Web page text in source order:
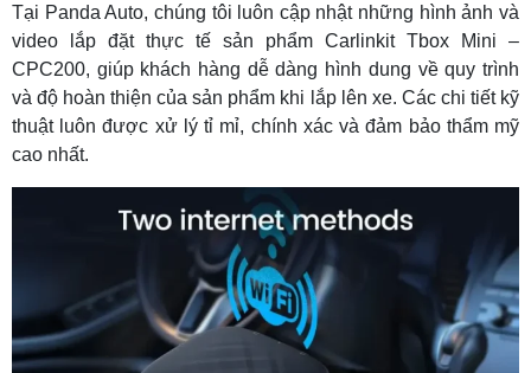
Tại Panda Auto, chúng tôi luôn cập nhật những hình ảnh và
video lắp đặt thực tế sản phẩm Carlinkit Tbox Mini –
CPC200, giúp khách hàng dễ dàng hình dung về quy trình
và độ hoàn thiện của sản phẩm khi lắp lên xe. Các chi tiết kỹ
thuật luôn được xử lý tỉ mỉ, chính xác và đảm bảo thẩm mỹ
cao nhất.